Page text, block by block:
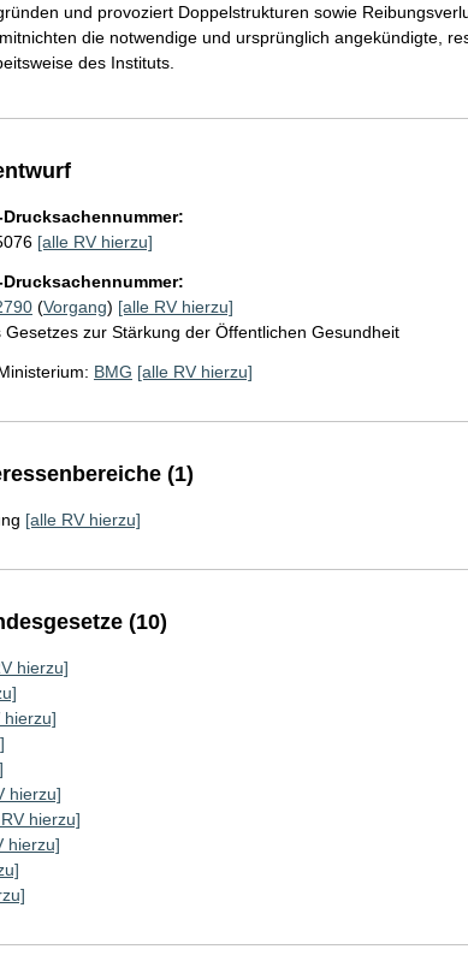
und provoziert Doppelstrukturen sowie
die notwendige und ursprünglich angekündigte,
des Instituts.
[alle RV hierzu]
(Vorgang) [alle RV hierzu]
Gesetzes zur Stärkung der Öffentlichen Gesundheit
BMG [alle RV hierzu]
(1)
[alle RV hierzu]
(10)
hierzu]
hierzu]
hierzu]
hierzu]
hierzu]